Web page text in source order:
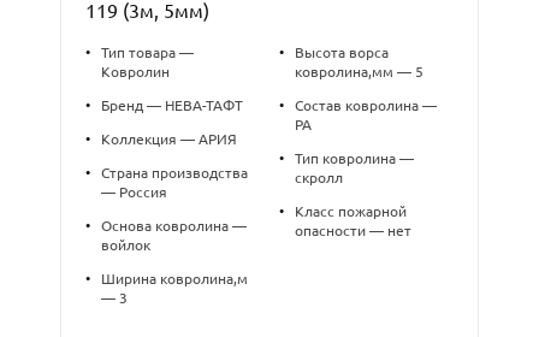
119 (3м, 5мм)
•
Тип товара —
Ковролин
• Бренд — НЕВА-ТАФТ
• Коллекция — АРИЯ
•
Страна производства
— Россия
•
Основа ковролина —
войлок
•
Ширина ковролина,м
— 3
•
Высота ворса
ковролина,мм — 5
•
Состав ковролина —
PA
•
Тип ковролина —
скролл
•
Класс пожарной
опасности — нет